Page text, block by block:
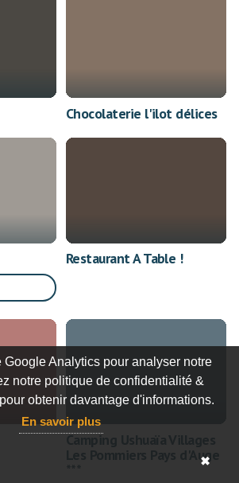
Google Analytics pour analyser notre
notre politique de confidentialité &
pour obtenir davantage d'informations.
En savoir plus
✖
Chocolaterie l'ilot délices
Restaurant A Table !
Camping Ushuaïa Villages
Les Pommiers Pays d'Auge